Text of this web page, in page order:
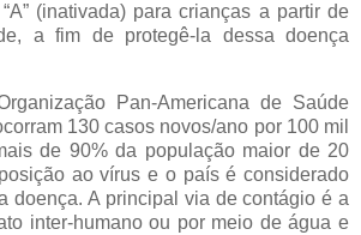
(inativada) para crianças a partir de
a fim de protegê-la dessa doença
Pan-Americana de Saúde
130 casos novos/ano por 100 mil
de 90% da população maior de 20
ao vírus e o país é considerado
doença. A principal via de contágio é a
inter-humano ou por meio de água e